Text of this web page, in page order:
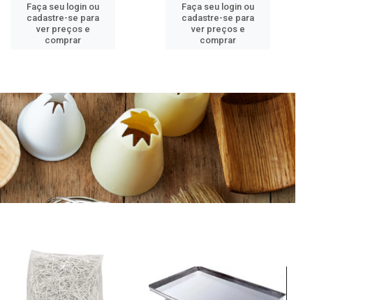
Faça seu login ou
cadastre-se para
ver preços e
comprar
Faça seu login ou
cadastre-se para
ver preços e
comprar